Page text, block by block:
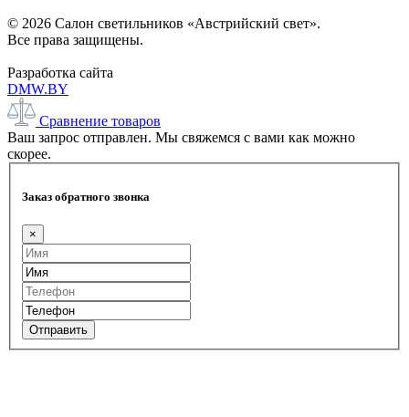
© 2026 Салон светильников «Австрийский свет».
Все права защищены.
Разработка сайта
DMW.BY
Сравнение товаров
Ваш запрос отправлен. Мы свяжемся с вами как можно
скорее.
Заказ обратного звонка
×
Отправить